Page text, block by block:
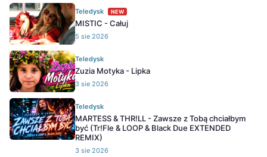
Teledysk NEW
MISTIC - Całuj
5 sie 2026
Teledysk
Zuzia Motyka - Lipka
3 sie 2026
Teledysk
MARTESS & THR!LL - Zawsze z Tobą chciałbym
być (Tr!Fle & LOOP & Black Due EXTENDED
REMIX)
3 sie 2026